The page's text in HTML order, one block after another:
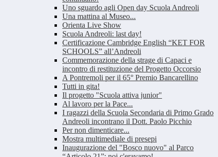
Uno sguardo agli Open day Scuola Andreoli
Una mattina al Museo...
Orienta Live Show
Scuola Andreoli: last day!
Certificazione Cambridge English “KET FOR
SCHOOLS” all’Andreoli
Commemorazione della strage di Capaci e
incontro di restituzione del Progetto Occorsio
A Pontremoli per il 65° Premio Bancarellino
Tutti in gita!
Il progetto "Scuola attiva junior"
Al lavoro per la Pace...
I ragazzi della Scuola Secondaria di Primo Grado
Andreoli incontrano il Dott. Paolo Picchio
Per non dimenticare...
Mostra multimediale di presepi
Inaugurazione del "Bosco nuovo" al Parco